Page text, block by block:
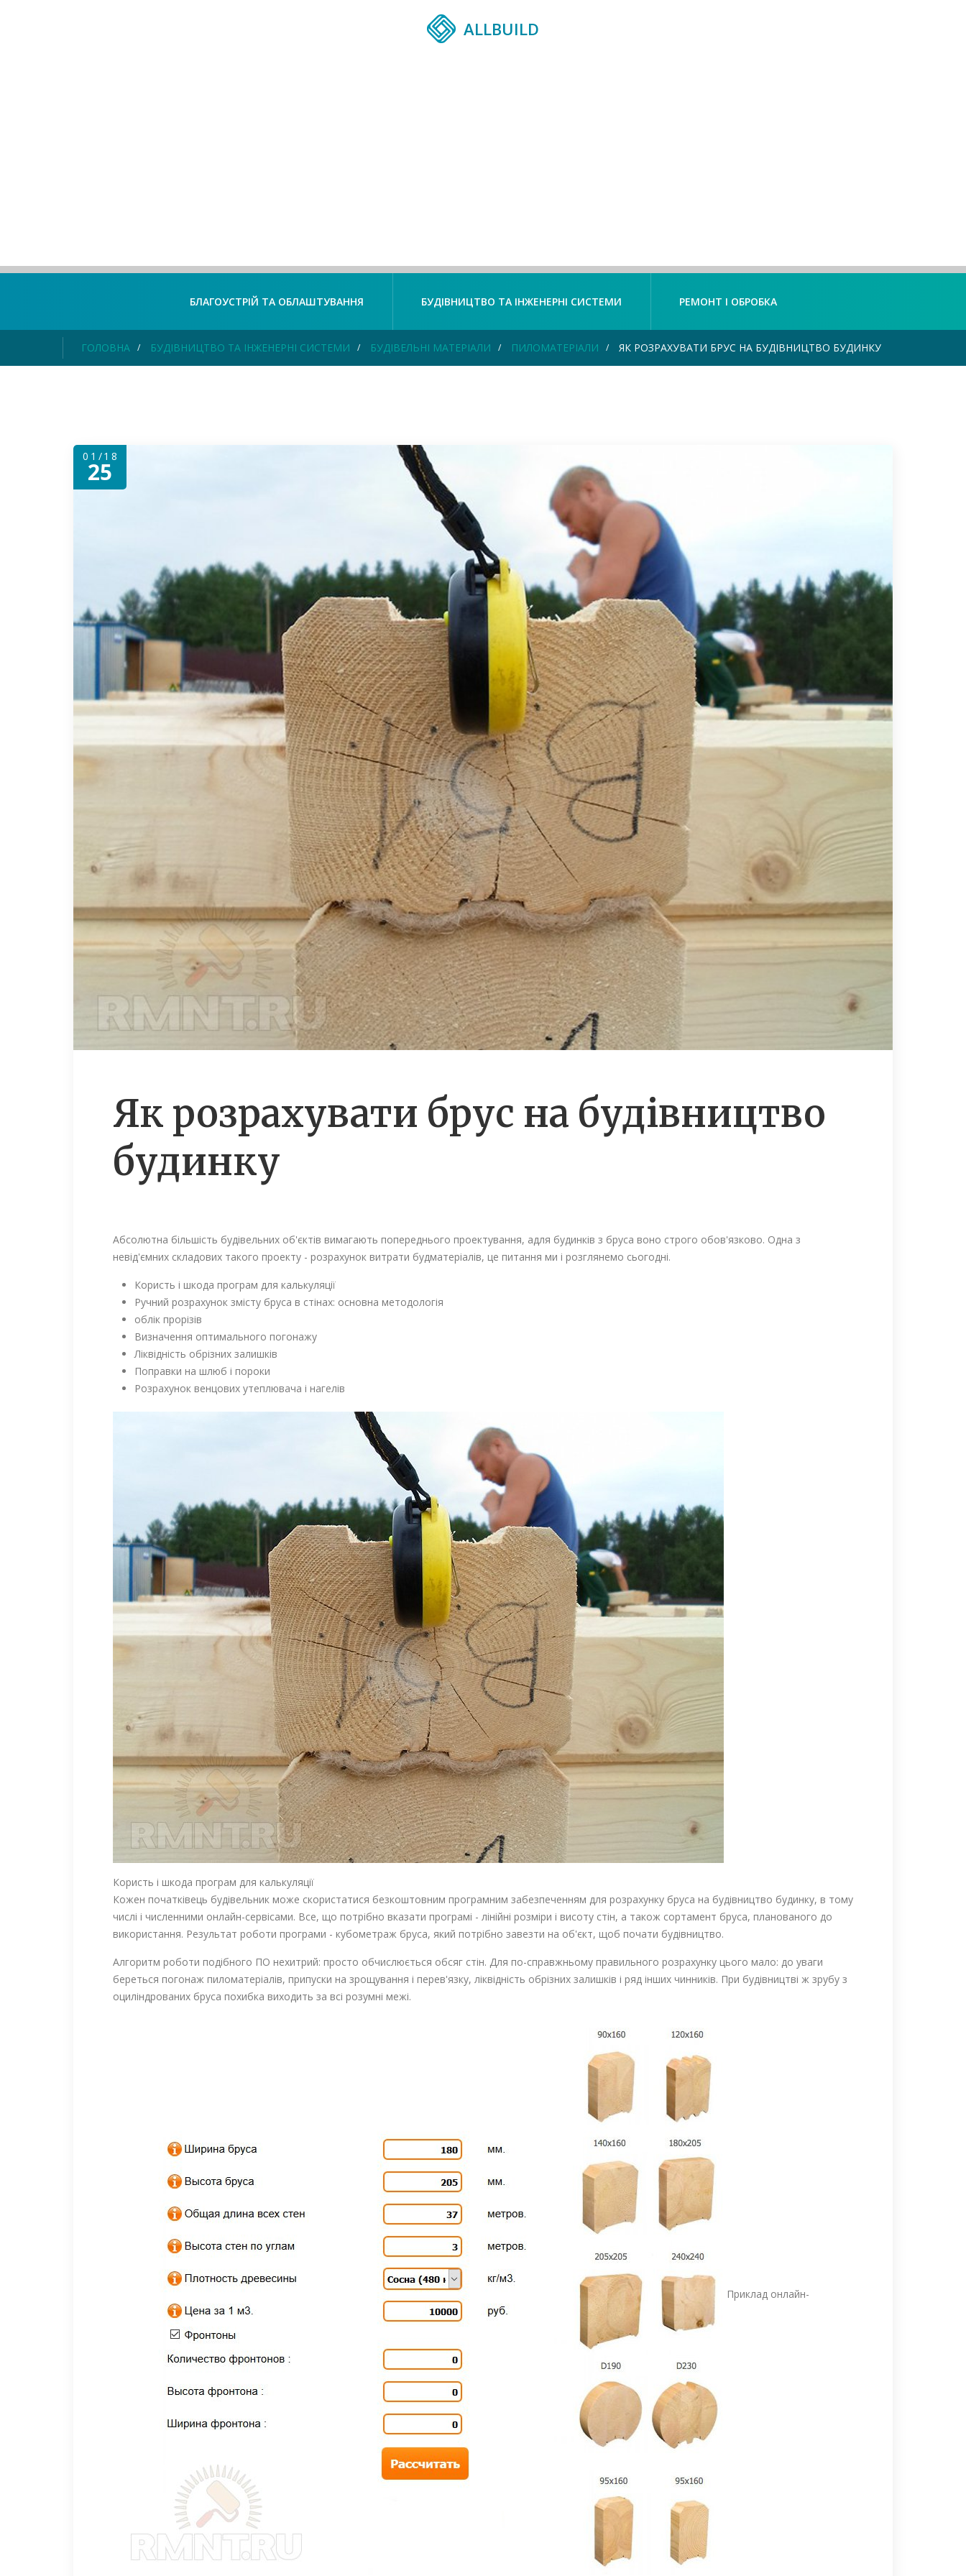
ALLBUILD
БЛАГОУСТРІЙ ТА ОБЛАШТУВАННЯ БУДІВНИЦТВО ТА ІНЖЕНЕРНІ СИСТЕМИ РЕМОНТ І ОБРОБКА
ГОЛОВНА БУДІВНИЦТВО ТА ІНЖЕНЕРНІ СИСТЕМИ БУДІВЕЛЬНІ МАТЕРІАЛИ ПИЛОМАТЕРІАЛИ ЯК РОЗРАХУВАТИ БРУС НА БУДІВНИЦТВО БУДИНКУ
01/18
25
Як розрахувати брус на будівництво
будинку
Абсолютна більшість будівельних об'єктів вимагають попереднього проектування, адля будинків з бруса воно строго обов'язково. Одна з
невід'ємних складових такого проекту - розрахунок витрати будматеріалів, це питання ми і розглянемо сьогодні.
Користь і шкода програм для калькуляції
Ручний розрахунок змісту бруса в стінах: основна методологія
облік прорізів
Визначення оптимального погонажу
Ліквідність обрізних залишків
Поправки на шлюб і пороки
Розрахунок венцових утеплювача і нагелів
Користь і шкода програм для калькуляції
Кожен початківець будівельник може скористатися безкоштовним програмним забезпеченням для розрахунку бруса на будівництво будинку, в тому
числі і численними онлайн-сервісами. Все, що потрібно вказати програмі - лінійні розміри і висоту стін, а також сортамент бруса, планованого до
використання. Результат роботи програми - кубометраж бруса, який потрібно завезти на об'єкт, щоб почати будівництво.
Алгоритм роботи подібного ПО нехитрий: просто обчислюється обсяг стін. Для по-справжньому правильного розрахунку цього мало: до уваги
береться погонаж пиломатеріалів, припуски на зрощування і перев'язку, ліквідність обрізних залишків і ряд інших чинників. При будівництві ж зрубу з
оциліндрованих бруса похибка виходить за всі розумні межі.
Приклад онлайн-